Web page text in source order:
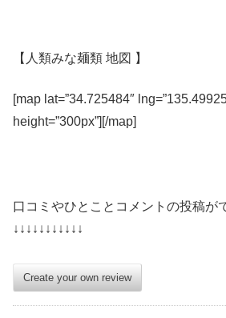
【人類みな麺類 地図 】
[map lat=”34.725484″
height=”300px”][/map]
口コミやひとことコメントの投稿が
↓↓↓↓↓↓↓↓↓↓↓
Create your own review